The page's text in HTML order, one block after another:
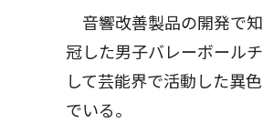
音響改善製品の開発で
冠した男子バレーボール
して芸能界で活動した異
でいる。